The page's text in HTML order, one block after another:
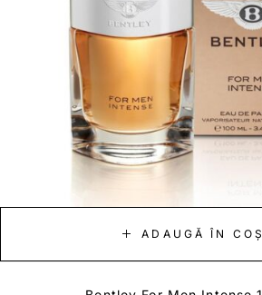
ADAUGĂ ÎN COȘ